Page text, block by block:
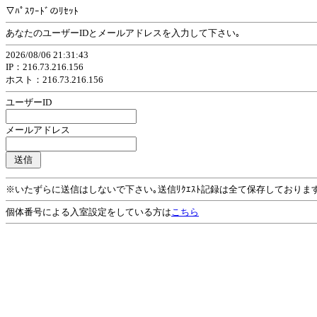
▽ﾊﾟｽﾜｰﾄﾞのﾘｾｯﾄ
あなたのユーザーIDとメールアドレスを入力して下さい｡
2026/08/06 21:31:43
IP：216.73.216.156
ホスト：216.73.216.156
ユーザーID
メールアドレス
※いたずらに送信はしないで下さい｡送信ﾘｸｴｽﾄ記録は全て保存しておりま
個体番号による入室設定をしている方は こちら